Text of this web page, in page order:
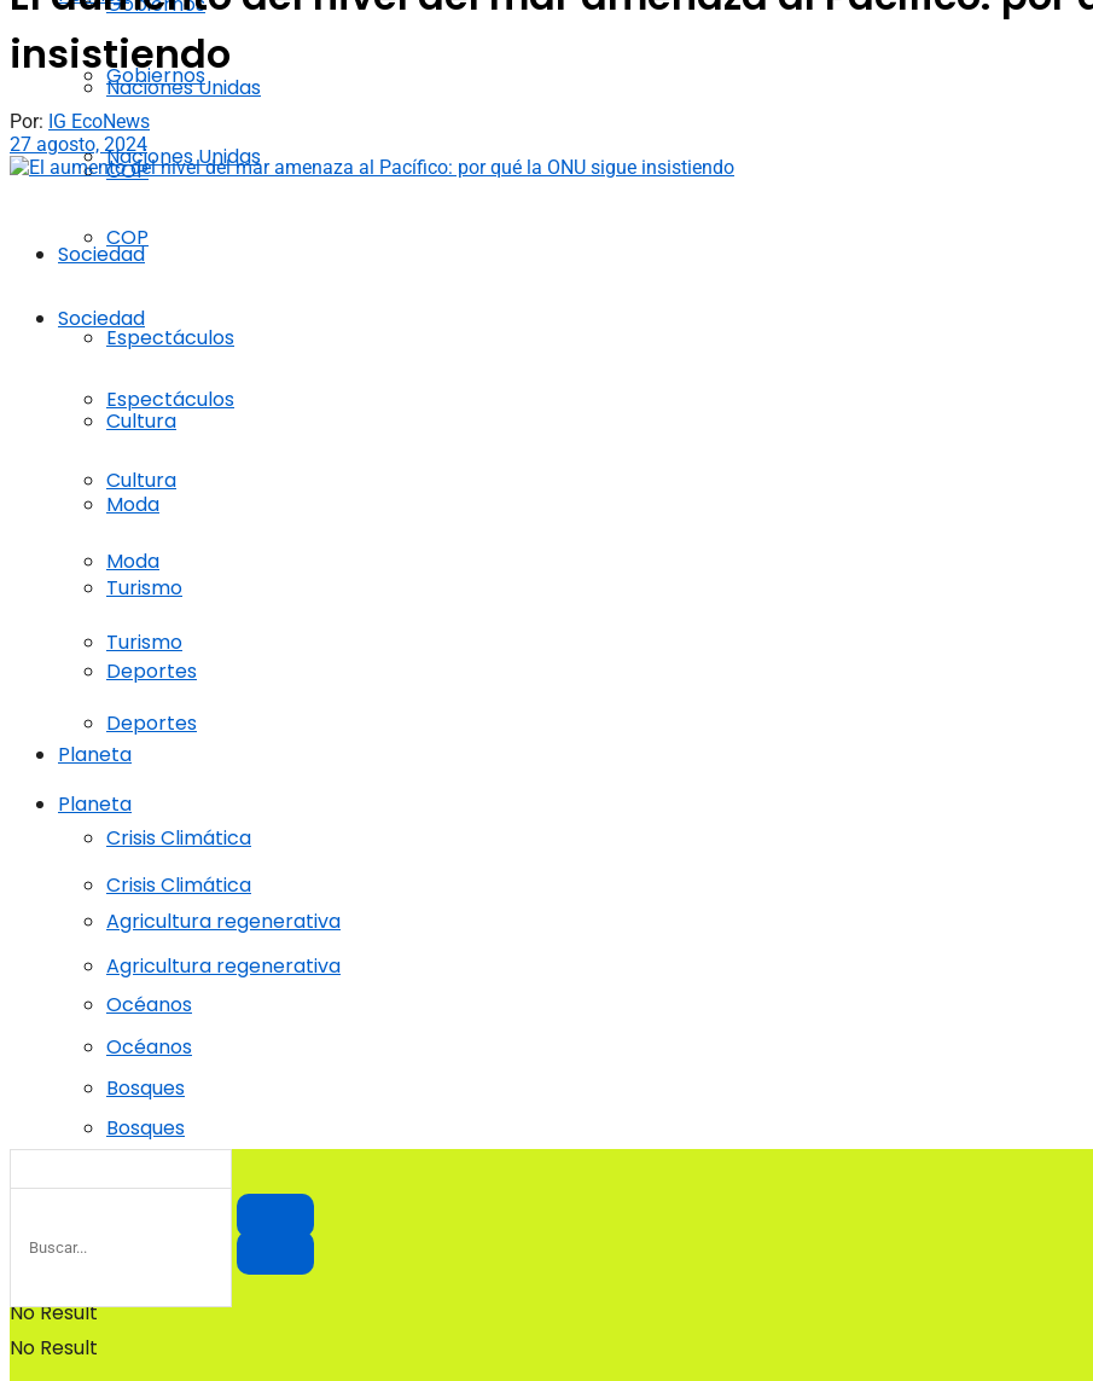
Naciones Unidas
COP
Sociedad
Espectáculos
Cultura
Moda
Turismo
Deportes
Planeta
Crisis Climática
Agricultura regenerativa
Océanos
Bosques
No Result
Gobiernos
Naciones Unidas
COP
Sociedad
Espectáculos
Cultura
Moda
Turismo
Deportes
Planeta
Crisis Climática
Agricultura regenerativa
Océanos
Bosques
No Result
insistiendo
Por: IG EcoNews
27 agosto, 2024